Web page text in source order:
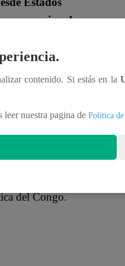
connacionales
hacia la
Unidos han
hacer llegar un
arribo al Perú”,
del Congo.
contenido. Si estás en la
leer nuestra pagina de Política